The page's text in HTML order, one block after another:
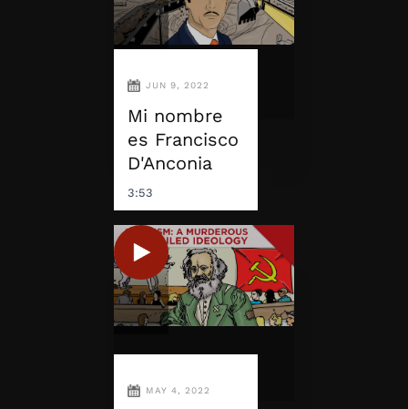
JUN 9, 2022
Mi nombre
es Francisco
D'Anconia
3:53
MAY 4, 2022